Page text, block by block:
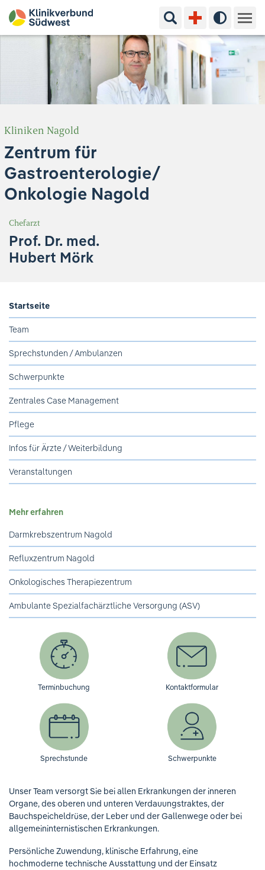
Suchbegriff eingeben
Hoher
Kliniken & Experten
Ihr Aufenthalt
Ausbildung & Studium
Jobs & Karriere
Standorte & Kontakt
Kliniken Nagold
Zentrum für
Gastroenterologie/
Onkologie Nagold
Chefarzt
Prof. Dr. med.
Hubert Mörk
Startseite
Team
Sprechstunden / Ambulanzen
Schwerpunkte
Zentrales Case Management
Pflege
Infos für Ärzte / Weiterbildung
Veranstaltungen
Mehr erfahren
Darmkrebszentrum Nagold
Refluxzentrum Nagold
Onkologisches Therapiezentrum
Ambulante Spezialfachärztliche Versorgung (ASV)
Terminbuchung Kontaktformular
Sprechstunde Schwerpunkte
Unser Team versorgt Sie bei allen Erkrankungen der inneren
Organe, des oberen und unteren Verdauungstraktes, der
Bauchspeicheldrüse, der Leber und der Gallenwege oder bei
allgemeininternistischen Erkrankungen.
Persönliche Zuwendung, klinische Erfahrung, eine
hochmoderne technische Ausstattung und der Einsatz